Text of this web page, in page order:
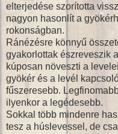
elterjedése szorította
nagyon hasonlít a
rokonságban.
Ránézésre könnyű
gyakorlottak észreveszik
kúposan növeszti a
gyökér és a levél
fűszeresebb.
ilyenkor a legédesebb.
Sokkal több mindenre
tesz a húslevessel, de